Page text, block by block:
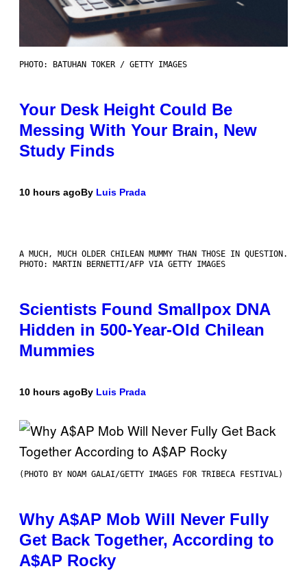
PHOTO: BATUHAN TOKER / GETTY IMAGES
Your Desk Height Could Be
Messing With Your Brain, New
Study Finds
10 hours agoBy Luis Prada
A MUCH, MUCH OLDER CHILEAN MUMMY THAN THOSE IN QUESTION.
PHOTO: MARTIN BERNETTI/AFP VIA GETTY IMAGES
Scientists Found Smallpox DNA
Hidden in 500-Year-Old Chilean
Mummies
10 hours agoBy Luis Prada
(PHOTO BY NOAM GALAI/GETTY IMAGES FOR TRIBECA FESTIVAL)
Why A$AP Mob Will Never Fully
Get Back Together, According to
A$AP Rocky